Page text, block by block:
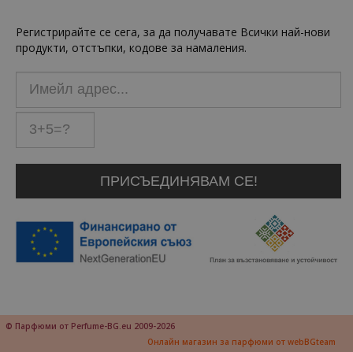
Регистрирайте се сега, за да получавате Всички най-нови
продукти, отстъпки, кодове за намаления.
© Парфюми от Perfume-BG.eu 2009-2026
Онлайн магазин за парфюми от webBGteam